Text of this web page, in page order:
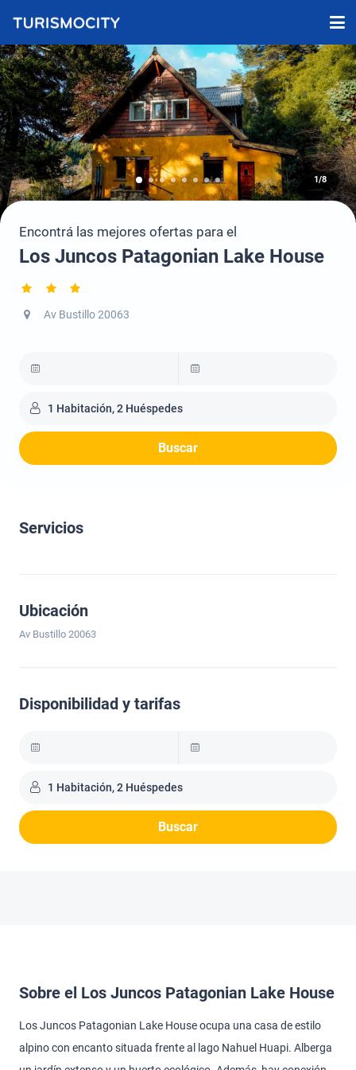
1/8
Encontrá las mejores ofertas para el
Los Juncos Patagonian Lake House
Av Bustillo 20063
1 Habitación, 2 Huéspedes
Buscar
Servicios
Ubicación
Av Bustillo 20063
Disponibilidad y tarifas
1 Habitación, 2 Huéspedes
Buscar
Sobre el Los Juncos Patagonian Lake House
Los Juncos Patagonian Lake House ocupa una casa de estilo
alpino con encanto situada frente al lago Nahuel Huapi. Alberga